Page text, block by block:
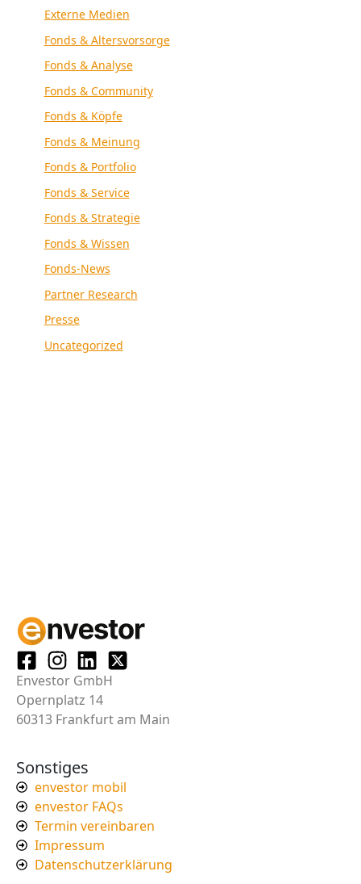
Externe Medien
Fonds & Altersvorsorge
Fonds & Analyse
Fonds & Community
Fonds & Köpfe
Fonds & Meinung
Fonds & Portfolio
Fonds & Service
Fonds & Strategie
Fonds & Wissen
Fonds-News
Partner Research
Presse
Uncategorized
Envestor GmbH
Opernplatz 14
60313 Frankfurt am Main
Sonstiges
envestor mobil
envestor FAQs
Termin vereinbaren
Impressum
Datenschutzerklärung